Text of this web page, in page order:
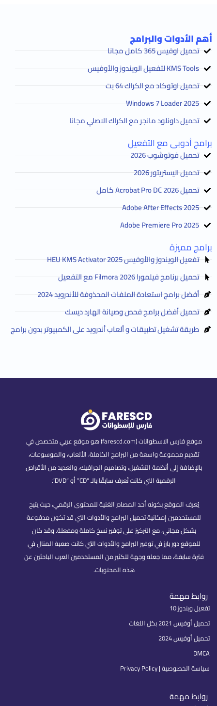
أهم الأدوات والبرامج
تحميل اوفيس 365 كامل مجانا
KMS Tools لتفعيل الويندوز والأوفيس
تحميل اوتوكاد مع الكراك 64 بت
2025 Windows 7 Loader
تحميل داونلود مانجر مع الكراك الاصلي مجانا
برامج أدوبى مع التفعيل
تحميل فوتوشوب 2026
تحميل اليستريتور 2026
تحميل Acrobat Pro DC 2026 كامل
Adobe After Effects 2025
Adobe Premiere Pro 2025
برامج مميزة
تفعيل الويندوز والأوفيس HEU KMS Activator 2025
تحميل برنامج فيلمورا Filmora 2026 مع التفعيل
أفضل برامج استعادة الملفات المحذوفة للأندرويد 2024
تحميل أفضل برامج فحص وصيانة الهارد ديسك
طريقة تشغيل تطبيقات و ألعاب أندرويد على الكمبيوتر بدون برامج
موقع فارس الاسطوانات (farescd.com) هو موقع عربي متخصص في
تقديم مجموعة واسعة من البرامج الكاملة، الألعاب، والموسوعات،
بالإضافة إلى أنظمة التشغيل، وتصاميم الجرافيك، والعديد من الأقراص
الرقمية التي كانت تُعرف سابقًا بالـ “CD” أو “DVD”.
يُعرف الموقع بكونه أحد المصادر الغنية للمحتوى الرقمي، حيث يتيح
للمستخدمين إمكانية تحميل البرامج والأدوات التي قد تكون مدفوعة
بشكل مجاني، مع التركيز على توفير نسخ كاملة ومفعلة. وقد كان
للموقع دور بارز في توفير البرامج والأدوات التي كانت صعبة المنال في
فترة سابقة، مما جعله وجهة للكثير من المستخدمين العرب الباحثين عن
هذه المحتويات.
روابط مهمة
تفعيل ويندوز 10
تحميل أوفيس 2021 بكل اللغات
تحميل أوفيس 2024
DMCA
سياسة الخصوصية | Privacy Policy
روابط مهمة